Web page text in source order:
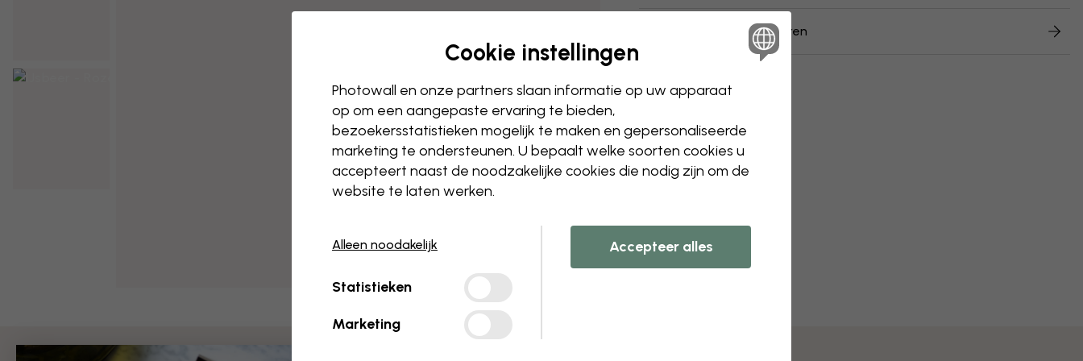
Verzending en retourneren
Cookie instellingen
Photowall en onze partners slaan informatie op uw apparaat
op om een aangepaste ervaring te bieden,
bezoekersstatistieken mogelijk te maken en gepersonaliseerde
marketing te ondersteunen. U bepaalt welke soorten cookies u
accepteert naast de noodzakelijke cookies die nodig zijn om de
website te laten werken.
Alleen noodakelijk
Statistieken
Marketing
Accepteer alles